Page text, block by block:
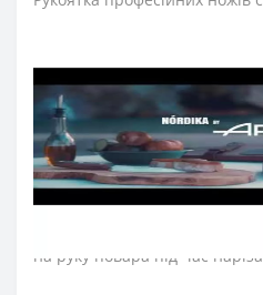
перевантажує кисть руки
Рукоятку виготовили з
який не гниє, не взаємодіє з
шкідників.Закріплюють
японського міцні
сприяють довготривалій
Больстер ножа серії
на руку повара під час